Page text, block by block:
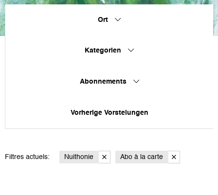
Ort
Kategorien
Abonnements
Vorherige Vorstelungen
Filtres actuels: Nuithonie Abo à la carte